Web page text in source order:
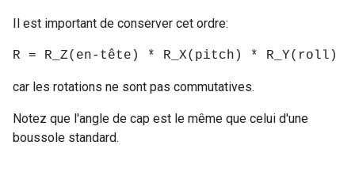
Il est important de conserver cet ordre:
R = R_Z(en-tête) * R_X(pitch) * R_Y(roll)
car les rotations ne sont pas commutatives.
Notez que l'angle de cap est le même que celui d'une
boussole standard.